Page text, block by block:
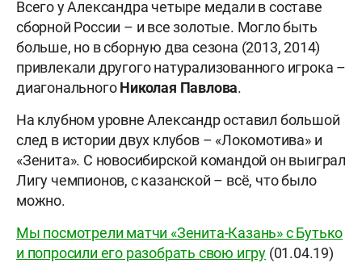
Всего у Александра четыре медали в составе
сборной России – и все золотые. Могло быть
больше, но в сборную два сезона (2013, 2014)
привлекали другого натурализованного игрока –
диагональногоНиколая Павлова.
На клубном уровне Александр оставил большой
след в истории двух клубов – «Локомотива» и
«Зенита». С новосибирской командой он выиграл
Лигу чемпионов, с казанской – всё, что было
можно.
Мы посмотрели матчи «Зенита-Казань» с Бутько
и попросили его разобрать свою игру (01.04.19)